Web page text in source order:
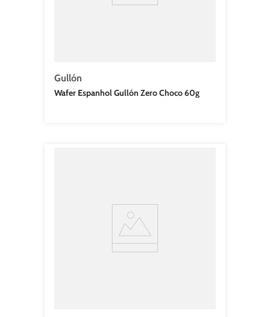
Gullón
Wafer Espanhol Gullón Zero Choco 60g